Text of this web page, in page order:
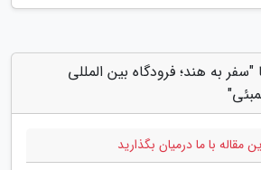
به هند؛ فرودگاه بین المللی
مقاله با ما درمیان بگذارید